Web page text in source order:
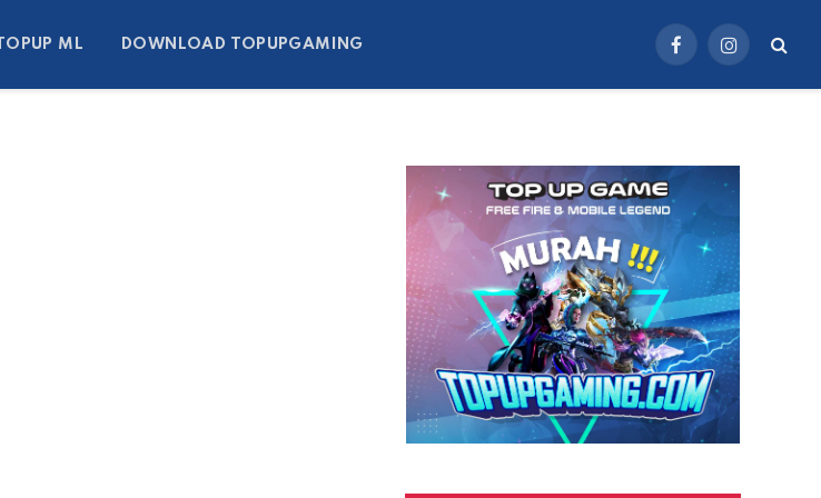
TOPUP ML DOWNLOAD TOPUPGAMING
FacebookInstagram